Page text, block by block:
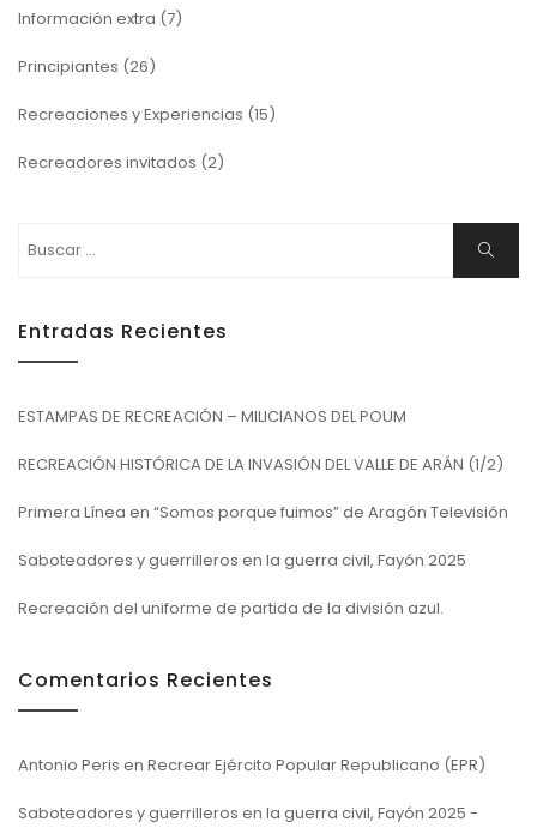
Información extra (7)
Principiantes (26)
Recreaciones y Experiencias (15)
Recreadores invitados (2)
Buscar
Entradas Recientes
ESTAMPAS DE RECREACIÓN – MILICIANOS DEL POUM
RECREACIÓN HISTÓRICA DE LA INVASIÓN DEL VALLE DE ARÁN (1/2)
Primera Línea en “Somos porque fuimos” de Aragón Televisión
Saboteadores y guerrilleros en la guerra civil, Fayón 2025
Recreación del uniforme de partida de la división azul.
Comentarios Recientes
Antonio Peris en Recrear Ejército Popular Republicano (EPR)
Saboteadores y guerrilleros en la guerra civil, Fayón 2025 -